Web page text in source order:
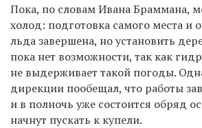
Пока, по словам Ивана Браммана,
холод: подготовка самого места и
льда завершена, но установить
пока нет возможности, так как
не выдерживает такой погоды.
дирекции пообещал, что работы
и в полночь уже состоится обряд
начнут пускать к купели.